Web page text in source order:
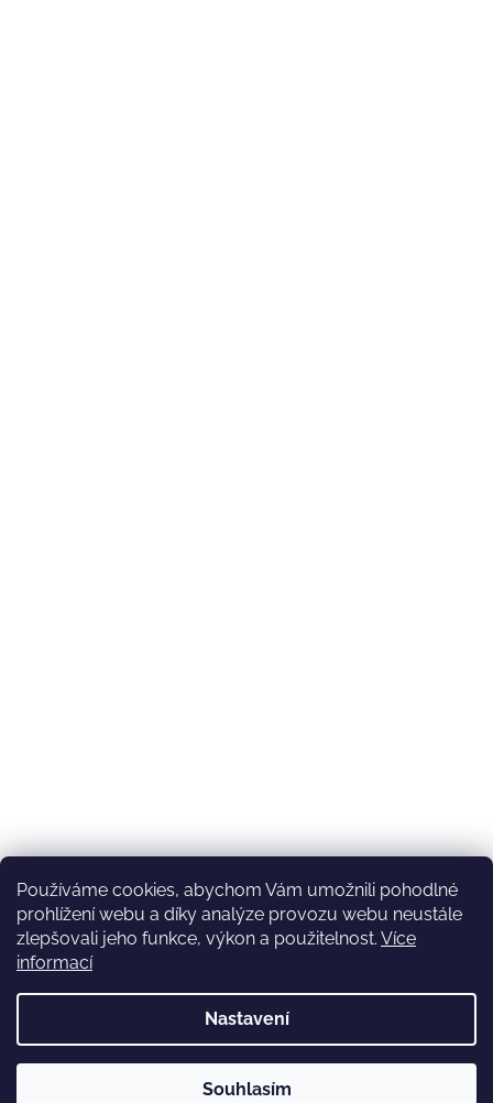
Používáme cookies, abychom Vám umožnili pohodlné
prohlížení webu a díky analýze provozu webu neustále
zlepšovali jeho funkce, výkon a použitelnost. Více
informací
Nastavení
Souhlasím
Vytvořil Shoptet
Eichelshop. Všechna práva vyhrazena.